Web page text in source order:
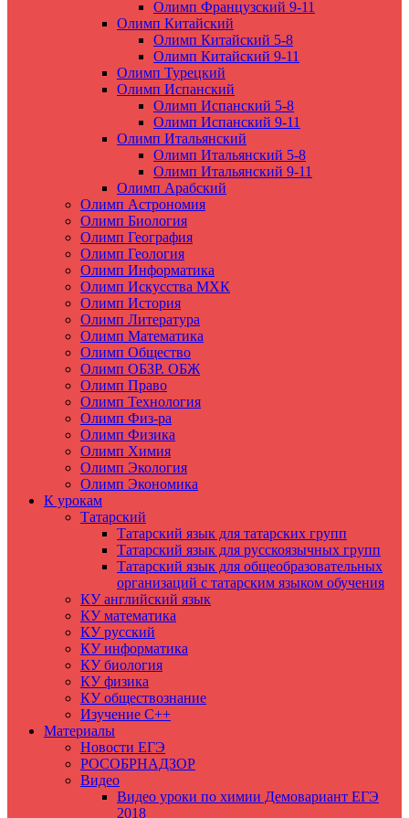
Олимп Французский 9-11
Олимп Китайский
Олимп Китайский 5-8
Олимп Китайский 9-11
Олимп Турецкий
Олимп Испанский
Олимп Испанский 5-8
Олимп Испанский 9-11
Олимп Итальянский
Олимп Итальянский 5-8
Олимп Итальянский 9-11
Олимп Арабский
Олимп Астрономия
Олимп Биология
Олимп География
Олимп Геология
Олимп Информатика
Олимп Искусства МХК
Олимп История
Олимп Литература
Олимп Математика
Олимп Общество
Олимп ОБЗР. ОБЖ
Олимп Право
Олимп Технология
Олимп Физ-ра
Олимп Физика
Олимп Химия
Олимп Экология
Олимп Экономика
К урокам
Татарский
Татарский язык для татарских групп
Татарский язык для русскоязычных групп
Татарский язык для общеобразовательных
организаций с татарским языком обучения
КУ английский язык
КУ математика
КУ русский
КУ информатика
КУ биология
КУ физика
КУ обществознание
Изучение C++
Материалы
Новости ЕГЭ
РОСОБРНАДЗОР
Видео
Видео уроки по химии Демовариант ЕГЭ
2018